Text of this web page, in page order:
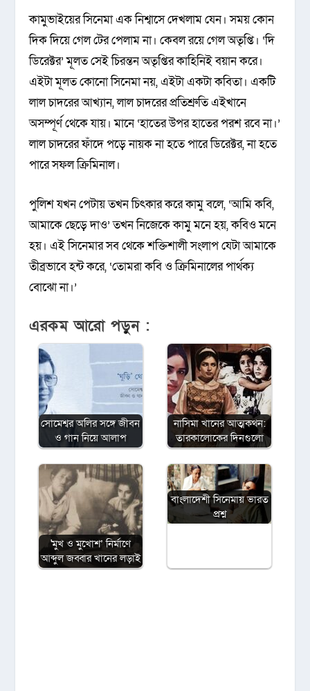
কামুভাইয়ের সিনেমা এক নিশ্বাসে দেখলাম যেন। সময় কোন
দিক দিয়ে গেল টের পেলাম না। কেবল রয়ে গেল অতৃপ্তি। ‘দি
ডিরেক্টর’ মূলত সেই চিরন্তন অতৃপ্তির কাহিনিই বয়ান করে।
এইটা মূলত কোনো সিনেমা নয়, এইটা একটা কবিতা। একটি
লাল চাদরের আখ্যান, লাল চাদরের প্রতিশ্রুতি এইখানে
অসম্পূর্ণ থেকে যায়। মানে ‘হাতের উপর হাতের পরশ রবে না।’
লাল চাদরের ফাঁদে পড়ে নায়ক না হতে পারে ডিরেক্টর, না হতে
পারে সফল ক্রিমিনাল।
পুলিশ যখন পেটায় তখন চিৎকার করে কামু বলে, ‘আমি কবি,
আমাকে ছেড়ে দাও’ তখন নিজেকে কামু মনে হয়, কবিও মনে
হয়। এই সিনেমার সব থেকে শক্তিশালী সংলাপ যেটা আমাকে
তীব্রভাবে হন্ট করে, ‘তোমরা কবি ও ক্রিমিনালের পার্থক্য
বোঝো না।’
এরকম আরো পড়ুন :
সোমেশ্বর অলির সঙ্গে জীবন
ও গান নিয়ে আলাপ
নাসিমা খানের আত্মকথন:
তারকালোকের দিনগুলো
'মুখ ও মুখোশ’ নির্মাণে
আব্দুল জব্বার খানের লড়াই
বাংলাদেশী সিনেমায় ভারত
প্রশ্ন